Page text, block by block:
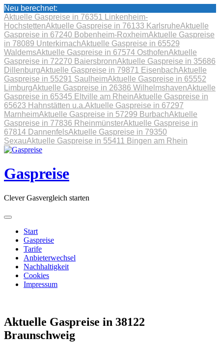
Neu berechnet:
Aktuelle Gaspreise in 76351 Linkenheim-
HochstettenAktuelle Gaspreise in 76133 KarlsruheAktuelle
Gaspreise in 67240 Bobenheim-RoxheimAktuelle Gaspreise
in 78089 UnterkirnachAktuelle Gaspreise in 65529
WaldemsAktuelle Gaspreise in 67574 OsthofenAktuelle
Gaspreise in 72270 BaiersbronnAktuelle Gaspreise in 35686
DillenburgAktuelle Gaspreise in 79871 EisenbachAktuelle
Gaspreise in 55291 SaulheimAktuelle Gaspreise in 65552
LimburgAktuelle Gaspreise in 26386 WilhelmshavenAktuelle
Gaspreise in 65345 Eltville am RheinAktuelle Gaspreise in
65623 Hahnstätten u.a.Aktuelle Gaspreise in 67297
MarnheimAktuelle Gaspreise in 57299 BurbachAktuelle
Gaspreise in 77836 RheinmünsterAktuelle Gaspreise in
67814 DannenfelsAktuelle Gaspreise in 79350
SexauAktuelle Gaspreise in 55411 Bingen am Rhein
Skip
content
Gaspreise
Clever Gasvergleich starten
Start
Gaspreise
Tarife
Anbieterwechsel
Nachhaltigkeit
Cookies
Impressum
Aktuelle Gaspreise in 38122
Braunschweig